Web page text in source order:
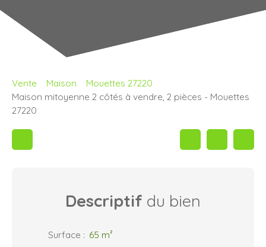
Vente Maison
Mouettes 27220
Maison mitoyenne 2 côtés à vendre, 2 pièces - Mouettes
27220
Descriptif du bien
Surface : 65 m²